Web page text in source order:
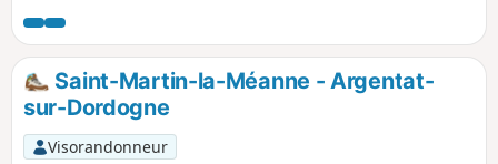
difficulté avec une partie sur route peu
fréquentée.
Saint-Martin-la-Méanne - Argentat-
sur-Dordogne
Visorandonneur